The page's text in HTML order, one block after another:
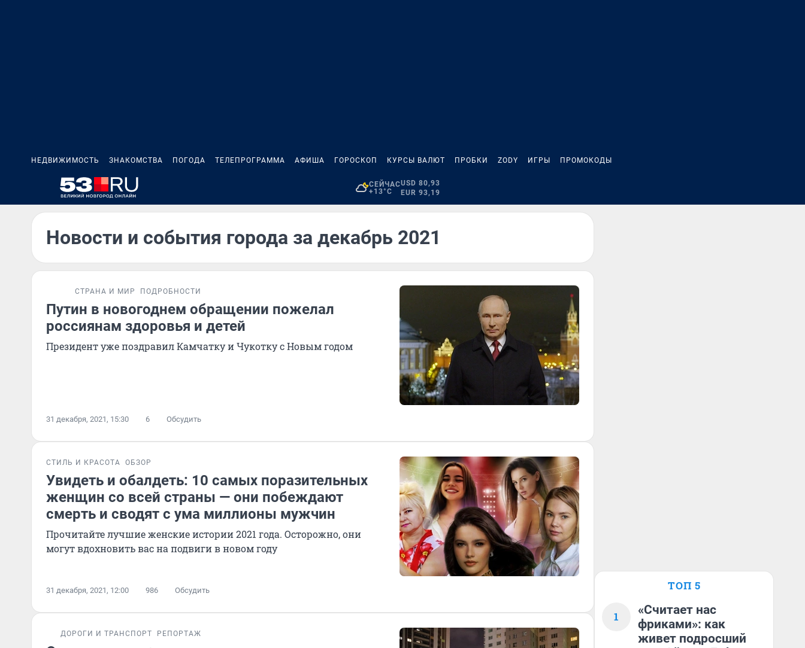
НЕДВИЖИМОСТЬ ЗНАКОМСТВА ПОГОДА ТЕЛЕПРОГРАММА АФИША ГОРОСКОП КУРСЫ ВАЛЮТ ПРОБКИ ZODY ИГРЫ ПРОМОКОДЫ
СЕЙЧАС
+13°C
USD 80,93
EUR 93,19
Новости и события города за декабрь 2021
СТРАНА И МИР ПОДРОБНОСТИ
Путин в новогоднем обращении пожелал
россиянам здоровья и детей
Президент уже поздравил Камчатку и Чукотку с Новым годом
31 декабря, 2021, 15:30 6 Обсудить
СТИЛЬ И КРАСОТА ОБЗОР
Увидеть и обалдеть: 10 самых поразительных
женщин со всей страны — они побеждают
смерть и сводят с ума миллионы мужчин
Прочитайте лучшие женские истории 2021 года. Осторожно, они
могут вдохновить вас на подвиги в новом году
31 декабря, 2021, 12:00 986 Обсудить
ДОРОГИ И ТРАНСПОРТ РЕПОРТАЖ
ТОП 5
1
«Считает нас
фриками»: как
живет подросший